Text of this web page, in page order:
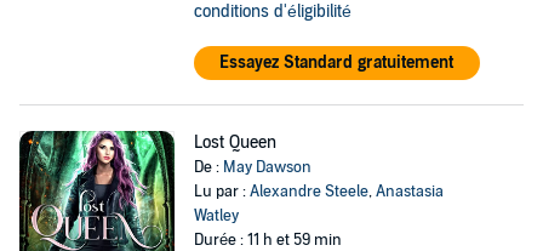
conditions d'éligibilité
Essayez Standard gratuitement
Lost Queen
De : May Dawson
Lu par :Alexandre Steele,Anastasia
Watley
Durée : 11 h et 59 min